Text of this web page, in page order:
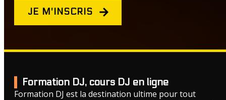
JE M'INSCRIS
Formation DJ, cours DJ en ligne
Formation DJ est la destination ultime pour tout